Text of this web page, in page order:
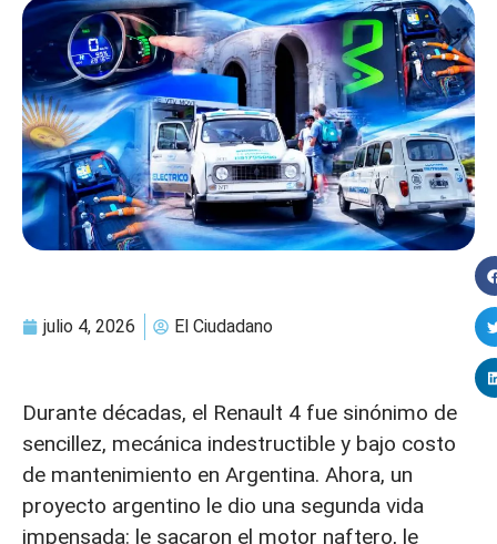
julio 4, 2026 El Ciudadano
Durante décadas, el Renault 4 fue sinónimo de
sencillez, mecánica indestructible y bajo costo
de mantenimiento en Argentina. Ahora, un
proyecto argentino le dio una segunda vida
impensada: le sacaron el motor naftero, le